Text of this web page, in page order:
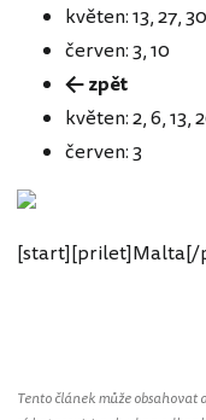
květen: 13, 27, 30
červen: 3, 10
← zpět
květen: 2, 6, 13,
červen: 3
[start][prilet]Malta[/
Tento článek může obsahovat